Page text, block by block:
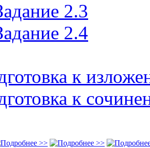
2.3
2.4
к
к